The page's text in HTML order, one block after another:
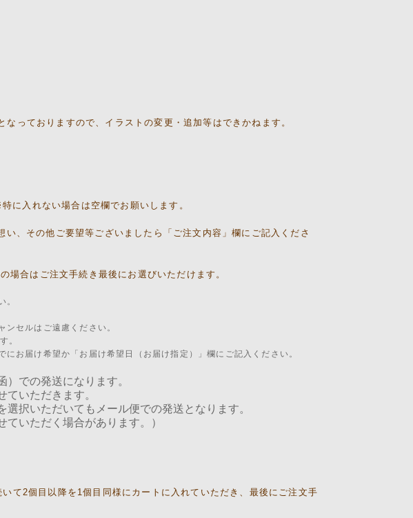
っておりますので、イラストの変更・追加等はできかねます。
入れない場合は空欄でお願いします。
、その他ご要望等ございましたら「ご注文内容」欄にご記入くださ
合はご注文手続き最後にお選びいただけます。
。
セルはご遠慮ください。
。
お届け希望か「お届け希望日（お届け指定）」欄にご記入ください。
での発送になります。
いただきます。
択いただいてもメール便での発送となります。
ていただく場合があります。）
て2個目以降を1個目同様にカートに入れていただき、最後にご注文手